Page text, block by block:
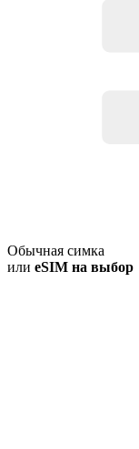
Обычная симка
или eSIM на выбор